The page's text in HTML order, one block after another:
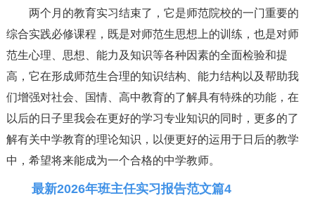
两个月的教育实习结束了，它是师范院校的一门重要的
综合实践必修课程，既是对师范生思想上的训练，也是对师
范生心理、思想、能力及知识等各种因素的全面检验和提
高，它在形成师范生合理的知识结构、能力结构以及帮助我
们增强对社会、国情、高中教育的了解具有特殊的功能，在
以后的日子里我会在更好的学习专业知识的同时，更多的了
解有关中学教育的理论知识，以便更好的运用于日后的教学
中，希望将来能成为一个合格的中学教师。
最新2026年班主任实习报告范文篇4